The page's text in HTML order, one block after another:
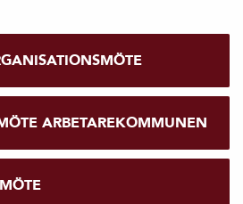
ARBETAREKOMMUNEN